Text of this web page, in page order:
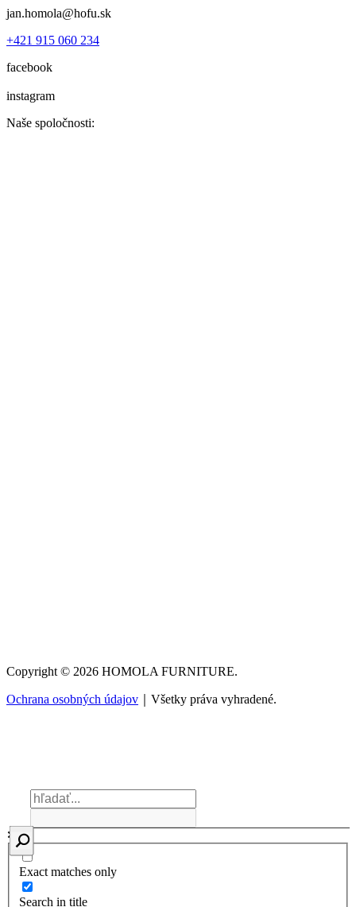
jan.homola@hofu.sk
+421 915 060 234
facebook
instagram
Naše spoločnosti:
Copyright © 2026 HOMOLA FURNITURE.
Ochrana osobných údajov ｜Všetky práva vyhradené.
Exact matches only
Search in title